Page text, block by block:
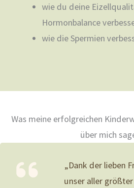
wie du deine
Hormonbalance
wie die Spermien
Was meine erfolgreichen
über mich
„Dank der lieben
unser aller größter